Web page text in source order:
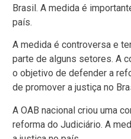
Brasil. A medida é
país.
A medida é controversa e
parte de alguns setores. A
o objetivo de defender a
de promover a justiça no
A OAB nacional criou uma
reforma do Judiciário. A